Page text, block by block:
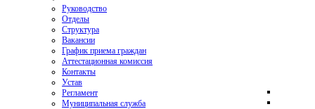
Руководство
Отделы
Структура
Вакансии
График приема граждан
Аттестационная комиссия
Контакты
Устав
Регламент
Муниципальная служба